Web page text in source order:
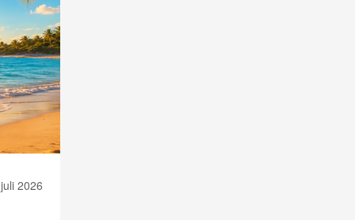
juli 2026